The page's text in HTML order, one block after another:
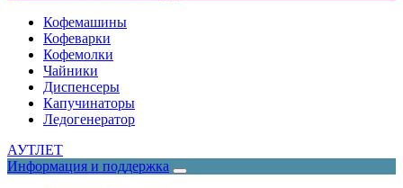
Кофемашины
Кофеварки
Кофемолки
Чайники
Диспенсеры
Капучинаторы
Ледогенератор
АУТЛЕТ
Информация и поддержка